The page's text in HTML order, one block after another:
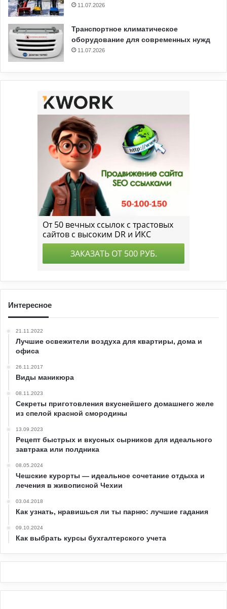
11.07.2026
Транспортное климатическое
оборудование для современных нужд
11.07.2026
Интересное
21.11.2022
Лучшие освежители воздуха для квартиры, дома и
офиса
26.11.2017
Виды маникюра
08.11.2023
Секреты приготовления вкуснейшего домашнего желе
из спелой красной смородины
13.09.2023
Рецепт быстрых и вкусных сырников для идеального
завтрака или полдника
08.05.2024
Чешские курорты — идеальное сочетание отдыха и
лечения в живописной Чехии
03.04.2018
Как узнать, нравишься ли ты парню: лучшие гадания
09.10.2024
Как выбрать курсы бухгалтерского учета